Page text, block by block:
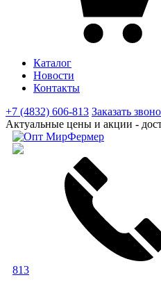
Каталог
Новости
Контакты
+7 (4832) 606-813 Заказать
Актуальные цены и акции -
813